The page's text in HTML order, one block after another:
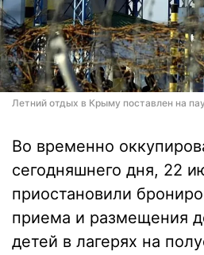
Летний отдых в Крыму поставлен на
Во временно
сегодняшнего дня, 22
приостановили
приема и размещения
детей в лагерях на